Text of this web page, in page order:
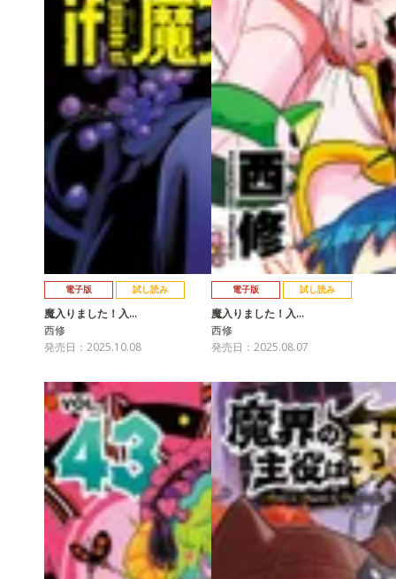
電子版 試し読み
魔入りました！入…
西修
発売日：2025.10.08
電子版 試し読み
魔入りました！入…
西修
発売日：2025.08.07